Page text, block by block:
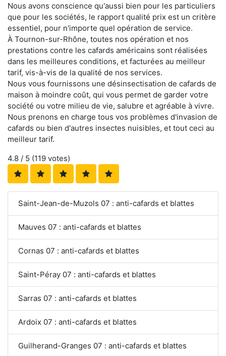
Nous avons conscience qu'aussi bien pour les particuliers
que pour les sociétés, le rapport qualité prix est un critère
essentiel, pour n'importe quel opération de service.
À Tournon-sur-Rhône, toutes nos opération et nos
prestations contre les cafards américains sont réalisées
dans les meilleures conditions, et facturées au meilleur
tarif, vis-à-vis de la qualité de nos services.
Nous vous fournissons une désinsectisation de cafards de
maison à moindre coût, qui vous permet de garder votre
société ou votre milieu de vie, salubre et agréable à vivre.
Nous prenons en charge tous vos problèmes d'invasion de
cafards ou bien d'autres insectes nuisibles, et tout ceci au
meilleur tarif.
4.8 / 5 (119 votes)
Saint-Jean-de-Muzols 07 : anti-cafards et blattes
Mauves 07 : anti-cafards et blattes
Cornas 07 : anti-cafards et blattes
Saint-Péray 07 : anti-cafards et blattes
Sarras 07 : anti-cafards et blattes
Ardoix 07 : anti-cafards et blattes
Guilherand-Granges 07 : anti-cafards et blattes